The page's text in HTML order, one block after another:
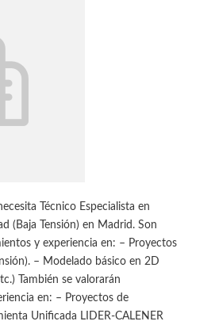
Técnico Especialista en
(Baja Tensión) en Madrid. Son
y experiencia en: – Proyectos
– Modelado básico en 2D
También se valorarán
en: – Proyectos de
Unificada LIDER-CALENER